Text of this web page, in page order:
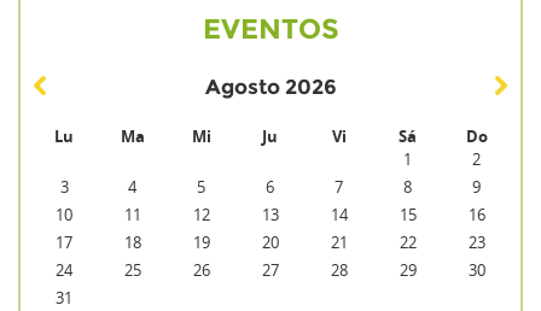
EVENTOS
Agosto 2026
Lu Ma Mi Ju Vi Sá Do
1
2
3
4 5 6 7 8
9
10
11 12 13 14 15
16
17
18 19 20 21 22
23
24
25 26 27 28 29
30
31